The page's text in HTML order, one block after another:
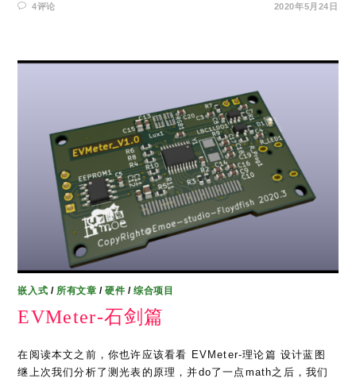
4评论 2020年5月24日
嵌入式 / 所有文章 /硬件 /综合项目
EVMeter-石剑篇
在阅读本文之前，你也许应该看看 EVMeter-理论篇 设计蓝图
继上次我们分析了测光表的原理，并do了一点math之后，我们